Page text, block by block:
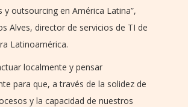
y outsourcing en América Latina”,
Alves, director de servicios de TI de
Latinoamérica.
localmente y pensar
para que, a través de la solidez de
y la capacidad de nuestros